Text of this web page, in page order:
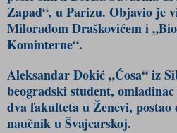
Zapad“, u Parizu. Objavio je
Miloradom Draškovićem i
Kominterne“.
Aleksandar Đokić „Ćosa“ iz
beogradski student,
dva fakulteta u Ženevi,
naučnik u Švajcarskoj.